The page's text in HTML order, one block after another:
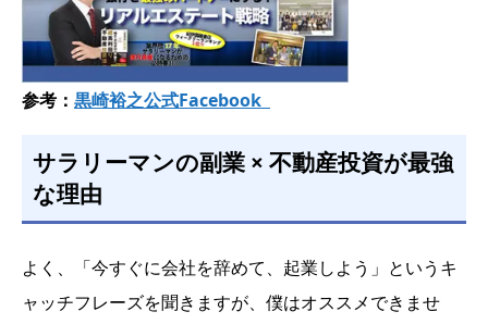
参考： 黒崎裕之公式Facebook
サラリーマンの副業 × 不動産投資が最強
な理由
よく、「今すぐに会社を辞めて、起業しよう」というキ
ャッチフレーズを聞きますが、僕はオススメできませ